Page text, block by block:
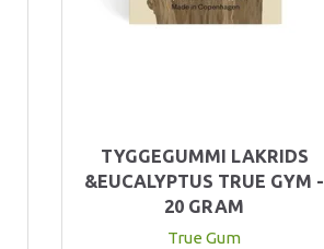
TYGGEGUMMI LAKRIDS
&EUCALYPTUS TRUE GYM -
20 GRAM
True Gum